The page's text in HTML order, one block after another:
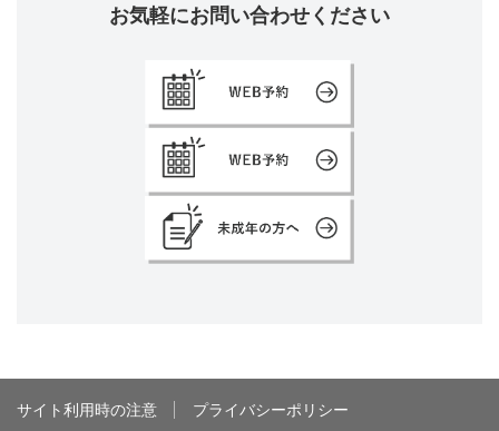
お気軽にお問い合わせください
サイト利用時の注意 プライバシーポリシー